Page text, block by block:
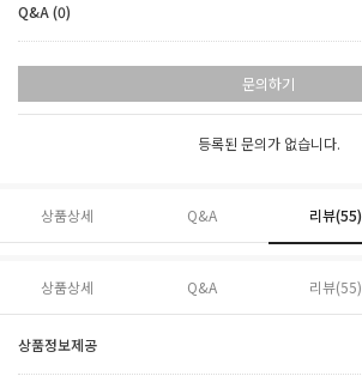
Q&A (0)
문의하기
등록된 문의가 없습니다.
상품상세 Q&A 리뷰(55)
상품상세 Q&A 리뷰(55)
상품정보제공